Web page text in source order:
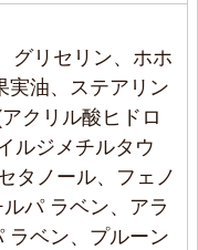
おすすめレベ
も抵抗なく使え
グリセリン、ホホ
実油、ステアリン
クリル酸ヒドロ
ルジメチルタウ
タノール、フェノ
パ ラベン、アラ
ラベン、プルーン